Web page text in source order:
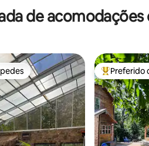
de acomodações
dos hóspedes Entre os
Preferido